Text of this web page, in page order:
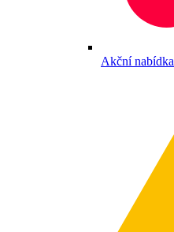
Akční nabídka